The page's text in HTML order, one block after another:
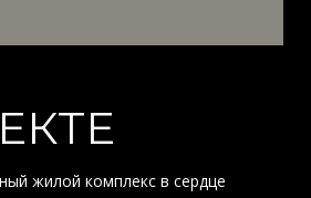
жилой комплекс в сердце